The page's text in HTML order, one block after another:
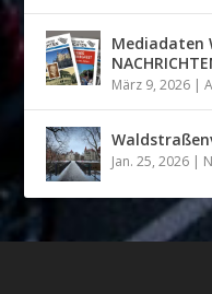
Mediadaten
März 9, 2026 |
Jan. 25, 2026